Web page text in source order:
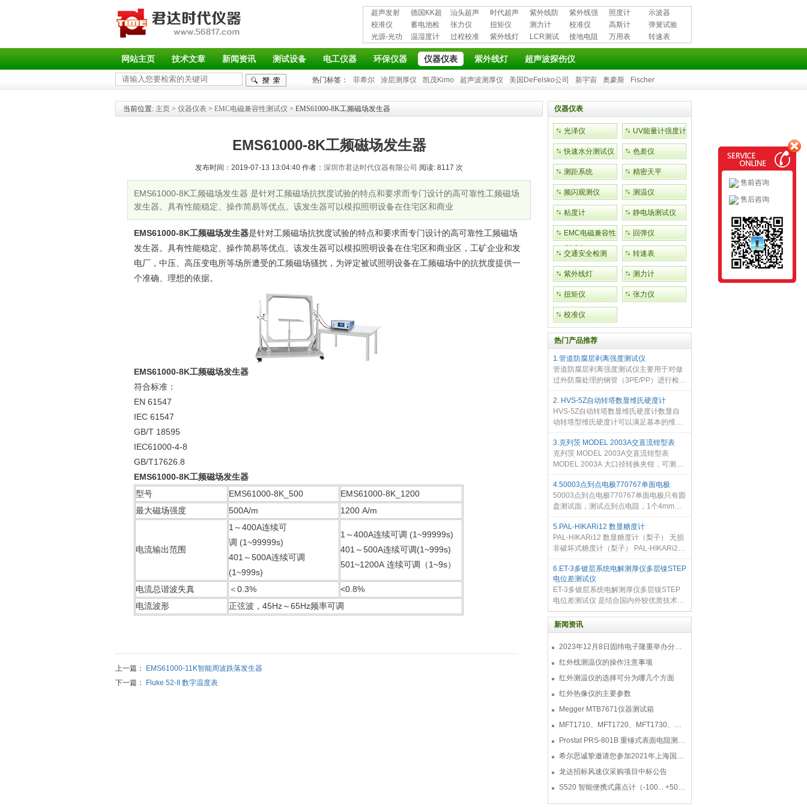
超声发射
接收仪器
德国KK超
声波探伤
仪
汕头超声
超声探伤
仪
时代超声
波探伤仪
紫外线防
护用品
紫外线强
度计
照度计
示波器
校准仪
蓄电池检
测仪
张力仪 扭矩仪 测力计 校准仪 高斯计
弹簧试验
机
光源-光功
率计
温湿度计
过程校准
仪
紫外线灯
LCR测试
仪
接地电阻
测试仪
万用表 转速表
网站主页 技术文章 新闻资讯 测试设备 电工仪器 环保仪器 仪器仪表 紫外线灯 超声波探伤仪
热门标签： 菲希尔 涂层测厚仪 凯茂Kimo 超声波测厚仪 美国DeFelsko公司 新宇宙 奥豪斯 Fischer
当前位置: 主页 > 仪器仪表 > EMC电磁兼容性测试仪 > EMS61000-8K工频磁场发生器
EMS61000-8K工频磁场发生器
发布时间：2019-07-13 13:04:40 作者： 深圳市君达时代仪器有限公司 阅读: 8117 次
EMS61000-8K工频磁场发生器 是针对工频磁场抗扰度试验的特点和要求而专门设计的高可靠性工频磁场
发生器。具有性能稳定、操作简易等优点。该发生器可以模拟照明设备在住宅区和商业
EMS61000-8K工频磁场发生器是针对工频磁场抗扰度试验的特点和要求而专门设计的高可靠性工频磁场
发生器。具有性能稳定、操作简易等优点。该发生器可以模拟照明设备在住宅区和商业区，工矿企业和发
电厂，中压、高压变电所等场所遭受的工频磁场骚扰，为评定被试照明设备在工频磁场中的抗扰度提供一
个准确、理想的依据。
EMS61000-8K工频磁场发生器
符合标准：
EN 61547
IEC 61547
GB/T 18595
IEC61000-4-8
GB/T17626.8
EMS61000-8K工频磁场发生器
型号
EMS61000-8K_500
EMS61000-8K_1200
最大磁场强度
500A/m 1200 A/m
电流输出范围
1～400A连续可
调 (1~99999s)
401～500A连续可调
(1~999s)
1～400A连续可调 (1~99999s)
401～500A连续可调(1~999s)
501~1200A 连续可调（1~9s）
电流总谐波失真 ＜0.3%
<0.8%
电流波形
正弦波，45Hz～65Hz频率可调
上一篇：
EMS61000-11K智能周波跌落发生器
下一篇：
Fluke 52-II 数字温度表
仪器仪表
光泽仪 UV能量计强度计
快速水分测试仪 色差仪
测距系统 精密天平
频闪观测仪 测温仪
粘度计 静电场测试仪
EMC电磁兼容性
测试仪
回弹仪
交通安全检测 转速表
紫外线灯 测力计
扭矩仪 张力仪
校准仪
热门产品推荐
1.管道防腐层剥离强度测试仪
管道防腐层剥离强度测试仪主要用于对做
过外防腐处理的钢管（3PE/PP）进行检
也即剥离强度。
2. HVS-5Z自动转塔数显维氏硬度计
HVS-5Z自动转塔数显维氏硬度计数显自
动转塔型维氏硬度计可以满足基本的维氏
可以直接读取测量长度，从而更加快速准
确的得出测量值，升级后
3.克列茨 MODEL 2003A交直流钳型表
克列茨 MODEL 2003A交直流钳型表
MODEL 2003A 大口径转换夹钳，可测量
记录仪输出端口。 可进行交/直流电压，电
阻测试。 设计符合国际安全规格
IEC61010-
4.50003点到点电极770767单面电极
50003点到点电极770767单面电极只有圆
盘测试面，测试点到点电阻，1个4mm插
TOM610, 19290, 770760, SCS-73627测
试仪 订购货号：50003(DESCO)，
770767(SCS)
5.PAL-HIKARi12 数显糖度计
PAL-HIKARi12 数显糖度计（梨子） 无损
非破坏式糖度计（梨子） PAL-HIKARi2，
榨汁取样！ 通过探测器直接对果肉实现糖
度检测！结果三秒即现！快速
6.ET-3多镀层系统电解测厚仪多层镍STEP
电位差测试仪
ET-3多镀层系统电解测厚仪多层镍STEP
电位差测试仪 是结合国内外较优质技术的
金属镀层电解测厚仪，具有结构先进，性
能稳定可靠，功能齐全的特点。使用本仪
器可以保障用户单位的产
新闻资讯
2023年12月8日固纬电子隆重举办分销商答谢会，展示重磅新产品！
红外线测温仪的操作注意事项
红外测温仪的选择可分为哪几个方面
红外热像仪的主要参数
Megger MTB7671仪器测试箱
MFT1710、MFT1720、MFT1730、MFT1735多功能测试仪
Prostat PRS-801B 重锤式表面电阻测量仪
希尔思诚挚邀请您参加2021年上海国际压缩机及设
龙达招标风速仪采购项目中标公告
S520 智能便携式露点计（-100... +50 °C TD）
售前咨询
售后咨询